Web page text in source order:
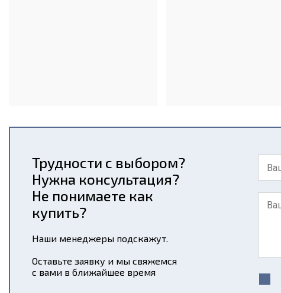
Трудности с выбором?
Нужна консультация?
Не понимаете как
купить?
Наши менеджеры подскажут.
Оставьте заявку и мы свяжемся
с вами в ближайшее время